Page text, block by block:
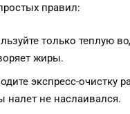
правил:
только теплую
жиры.
экспресс-очистку
налет не наслаивался.